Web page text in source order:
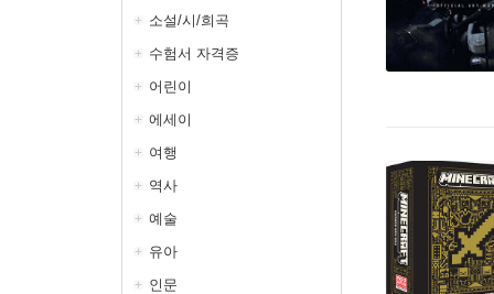
소설/시/희곡
수험서 자격증
어린이
에세이
여행
역사
예술
유아
인문